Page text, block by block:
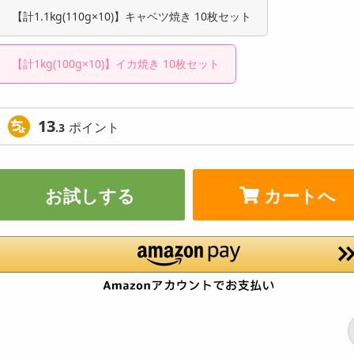
【計1.1kg(110g×10)】キャベツ焼き 10枚セット
【計1kg(100g×10)】イカ焼き 10枚セット
13.3 ポイント
お試しする カートへ